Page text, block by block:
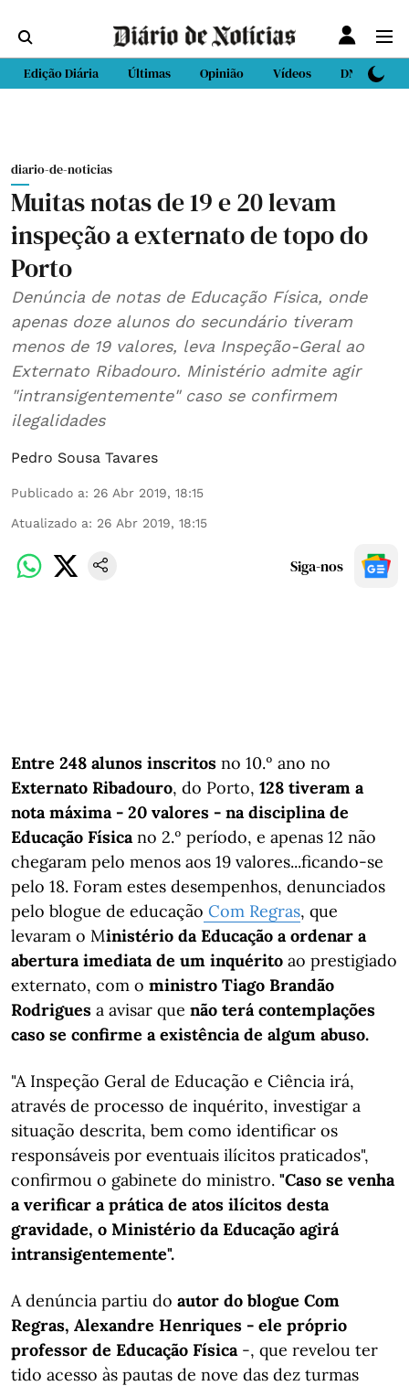
Edição Diária Últimas Opinião Vídeos DN Sport
diario-de-noticias
Muitas notas de 19 e 20 levam
inspeção a externato de topo do
Porto
Denúncia de notas de Educação Física, onde
apenas doze alunos do secundário tiveram
menos de 19 valores, leva Inspeção-Geral ao
Externato Ribadouro. Ministério admite agir
"intransigentemente" caso se confirmem
ilegalidades
Pedro Sousa Tavares
Publicado a: 26 Abr 2019, 18:15
Atualizado a: 26 Abr 2019, 18:15
Siga-nos
Entre 248 alunos inscritos no 10.º ano no
Externato Ribadouro, do Porto, 128 tiveram a
nota máxima - 20 valores - na disciplina de
Educação Físicano 2.º período, e apenas 12 não
chegaram pelo menos aos 19 valores...ficando-se
pelo 18. Foram estes desempenhos, denunciados
pelo blogue de educação Com Regras, que
levaram o Ministério da Educação a ordenar a
abertura imediata de um inquérito ao prestigiado
externato, com o ministro Tiago Brandão
Rodrigues a avisar que não terá contemplações
caso se confirme a existência de algum abuso.
"A Inspeção Geral de Educação e Ciência irá,
através de processo de inquérito, investigar a
situação descrita, bem como identificar os
responsáveis por eventuais ilícitos praticados",
confirmou o gabinete do ministro. "Caso se venha
a verificar a prática de atos ilícitos desta
gravidade, o Ministério da Educação agirá
intransigentemente".
A denúncia partiu do autor do blogue Com
Regras, Alexandre Henriques - ele próprio
professor de Educação Física-, que revelou ter
tido acesso às pautas de nove das dez turmas